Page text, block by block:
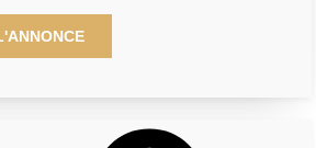
(3' à pied) local en bon état divisé
cuisine avec extracteur,